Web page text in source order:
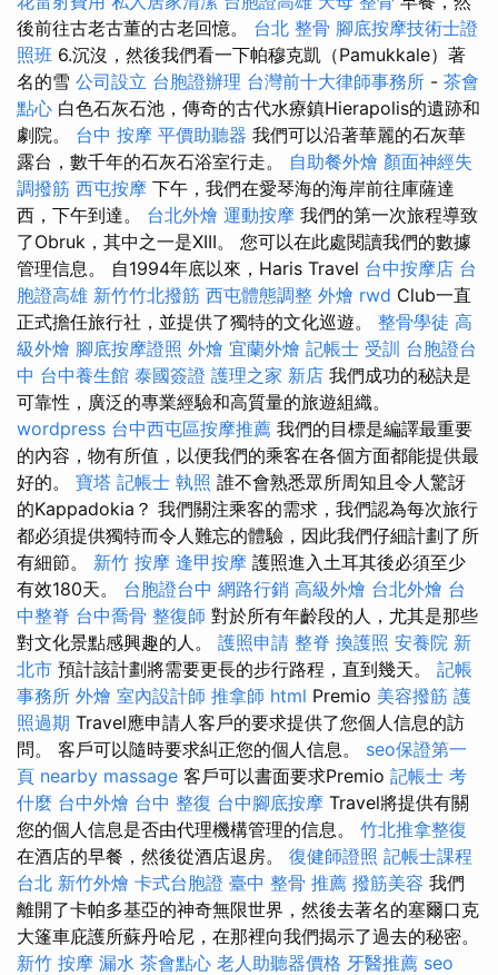
後前往古老古董的古老回憶。 台北 整骨 腳底按摩技術士證
照班 6.沉沒，然後我們看一下帕穆克凱（Pamukkale）著
名的雪 公司設立 台胞證辦理 台灣前十大律師事務所 - 茶會
點心 白色石灰石池，傳奇的古代水療鎮Hierapolis的遺跡和
劇院。 台中 按摩 平價助聽器 我們可以沿著華麗的石灰華
露台，數千年的石灰石浴室行走。 自助餐外燴 顏面神經失
調撥筋 西屯按摩 下午，我們在愛琴海的海岸前往庫薩達
西，下午到達。 台北外燴 運動按摩 我們的第一次旅程導致
了Obruk，其中之一是XIII。 您可以在此處閱讀我們的數據
管理信息。 自1994年底以來，Haris Travel 台中按摩店 台
胞證高雄 新竹竹北撥筋 西屯體態調整 外燴 rwd Club一直
正式擔任旅行社，並提供了獨特的文化巡遊。 整骨學徒 高
級外燴 腳底按摩證照 外燴 宜蘭外燴 記帳士 受訓 台胞證台
中 台中養生館 泰國簽證 護理之家 新店 我們成功的秘訣是
可靠性，廣泛的專業經驗和高質量的旅遊組織。
wordpress 台中西屯區按摩推薦 我們的目標是編譯最重要
的內容，物有所值，以便我們的乘客在各個方面都能提供最
好的。 寶塔 記帳士 執照 誰不會熟悉眾所周知且令人驚訝
的Kappadokia？ 我們關注乘客的需求，我們認為每次旅行
都必須提供獨特而令人難忘的體驗，因此我們仔細計劃了所
有細節。 新竹 按摩 逢甲按摩 護照進入土耳其後必須至少
有效180天。 台胞證台中 網路行銷 高級外燴 台北外燴 台
中整脊 台中喬骨 整復師 對於所有年齡段的人，尤其是那些
對文化景點感興趣的人。 護照申請 整脊 換護照 安養院 新
北市 預計該計劃將需要更長的步行路程，直到幾天。 記帳
事務所 外燴 室內設計師 推拿師 html Premio 美容撥筋 護
照過期 Travel應申請人客戶的要求提供了您個人信息的訪
問。 客戶可以隨時要求糾正您的個人信息。 seo保證第一
頁 nearby massage 客戶可以書面要求Premio 記帳士 考
什麼 台中外燴 台中 整復 台中腳底按摩 Travel將提供有關
您的個人信息是否由代理機構管理的信息。 竹北推拿整復
在酒店的早餐，然後從酒店退房。 復健師證照 記帳士課程
台北 新竹外燴 卡式台胞證 臺中 整骨 推薦 撥筋美容 我們
離開了卡帕多基亞的神奇無限世界，然後去著名的塞爾口克
大篷車庇護所蘇丹哈尼，在那裡向我們揭示了過去的秘密。
新竹 按摩 漏水 茶會點心 老人助聽器價格 牙醫推薦 seo